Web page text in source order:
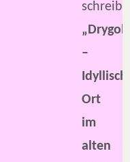
schreibe?
–
Ort
im
alten